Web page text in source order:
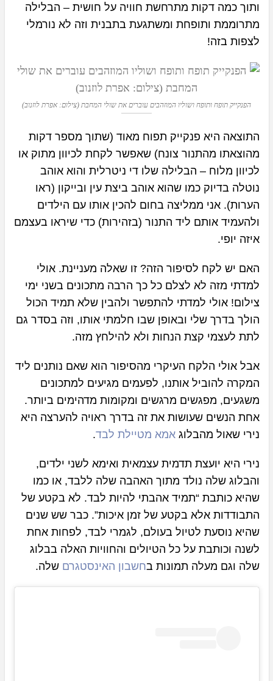
ותוך כמה דקות מתרחשת חוויה על חושית – הבלילה
מתרוממת ותופחת ומשתגעת בתבנית וזה לא נורמלי
לצפות בזה!
הפנקייק תופח ותופח ושוליו המוזהבים עוברים את שולי המחבת (צילום: אפרת לוזנוב)
התוצאה היא פנקייק תפוח מאוד (שתוך מספר דקות
מהוצאתו מהתנור צונח) שאפשר לקחת לכיוון מתוק או
לכיוון מלוח – הבלילה שלו די ניטרלית והוא אוהב
נוטלה בדיוק כמו שהוא אוהב ביצת עין ובייקון (ראו
הערות). אני ממליצה בחום להכין אותו עם הילדים
ולהעמיד אותם ליד התנור (בזהירות) כדי שיראו בעצמם
איזה יופי.
האם יש לקח לסיפור הזה? זו שאלה מעניינת. אולי
למדתי מזה לא לצלם כל כך הרבה מתכונים בשני ימי
צילום! אולי למדתי להתפשר ולהבין שלא תמיד הכול
הולך בדרך שלי ובאופן שבו חלמתי אותו, וזה בסדר גם
לתת לעצמי קצת הנחות ולא להילחץ מזה.
אבל אולי הלקח העיקרי מהסיפור הוא שאם נותנים ליד
המקרה להוביל אותנו, לפעמים מגיעים למתכונים
משגעים, מפגשים מרגשים ומקומות מדהימים ביותר.
אחת הנשים שעושות את זה בדרך ראויה להערצה היא
נירי שאול מהבלוגאמא מטיילת לבד.
נירי היא יועצת תדמית עצמאית ואימא לשני ילדים,
והבלוג שלה נולד מתוך האהבה שלה ללבד, או כמו
שהיא כותבת “תמיד אהבתי להיות לבד. לא בקטע של
התבודדות אלא בקטע של זמן איכות”. כבר שש שנים
שהיא נוסעת לטיול בעולם, לגמרי לבד, לפחות אחת
לשנה וכותבת על כל הטיולים והחוויות האלה בבלוג
שלה וגם מעלה תמונות בחשבון האינסטגרם שלה.